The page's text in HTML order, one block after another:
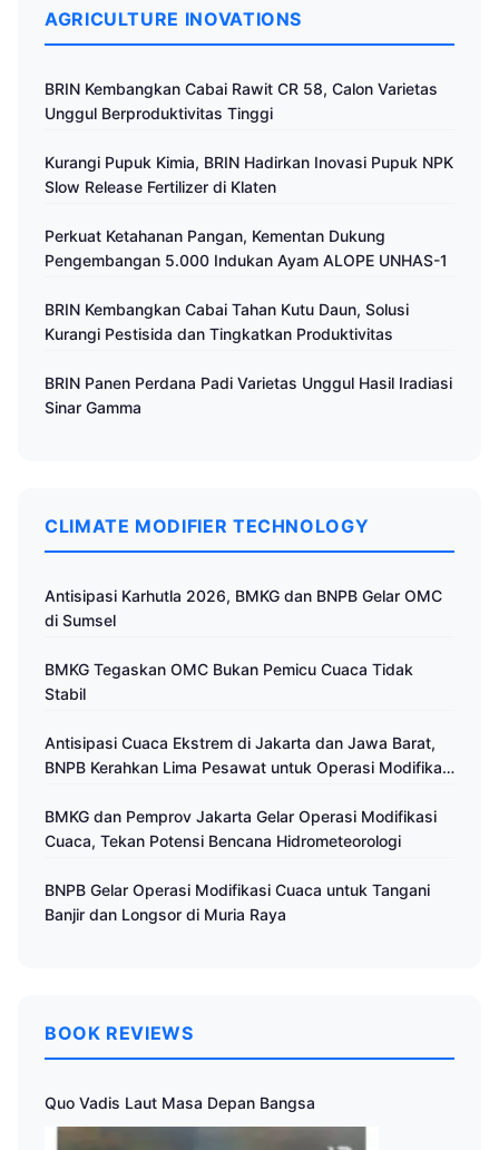
AGRICULTURE INOVATIONS
BRIN Kembangkan Cabai Rawit CR 58, Calon Varietas
Unggul Berproduktivitas Tinggi
Kurangi Pupuk Kimia, BRIN Hadirkan Inovasi Pupuk NPK
Slow Release Fertilizer di Klaten
Perkuat Ketahanan Pangan, Kementan Dukung
Pengembangan 5.000 Indukan Ayam ALOPE UNHAS-1
BRIN Kembangkan Cabai Tahan Kutu Daun, Solusi
Kurangi Pestisida dan Tingkatkan Produktivitas
BRIN Panen Perdana Padi Varietas Unggul Hasil Iradiasi
Sinar Gamma
CLIMATE MODIFIER TECHNOLOGY
Antisipasi Karhutla 2026, BMKG dan BNPB Gelar OMC
di Sumsel
BMKG Tegaskan OMC Bukan Pemicu Cuaca Tidak
Stabil
Antisipasi Cuaca Ekstrem di Jakarta dan Jawa Barat,
BNPB Kerahkan Lima Pesawat untuk Operasi Modifikasi
BMKG dan Pemprov Jakarta Gelar Operasi Modifikasi
Cuaca, Tekan Potensi Bencana Hidrometeorologi
BNPB Gelar Operasi Modifikasi Cuaca untuk Tangani
Banjir dan Longsor di Muria Raya
BOOK REVIEWS
Quo Vadis Laut Masa Depan Bangsa